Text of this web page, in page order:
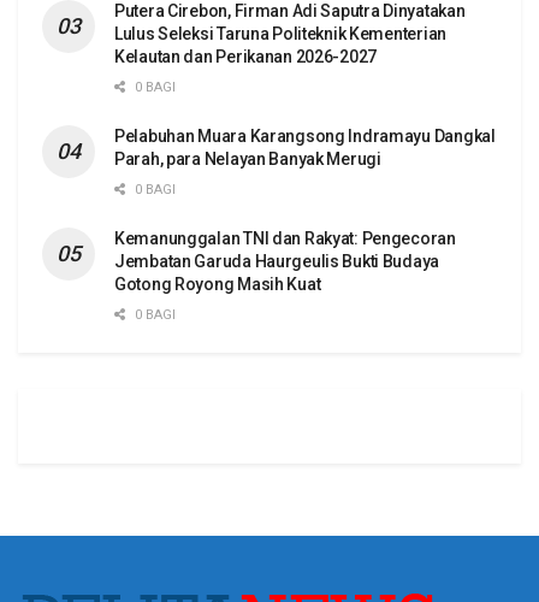
Putera Cirebon, Firman Adi Saputra Dinyatakan
Lulus Seleksi Taruna Politeknik Kementerian
Kelautan dan Perikanan 2026-2027
0 BAGI
Pelabuhan Muara Karangsong Indramayu Dangkal
Parah, para Nelayan Banyak Merugi
0 BAGI
Kemanunggalan TNI dan Rakyat: Pengecoran
Jembatan Garuda Haurgeulis Bukti Budaya
Gotong Royong Masih Kuat
0 BAGI